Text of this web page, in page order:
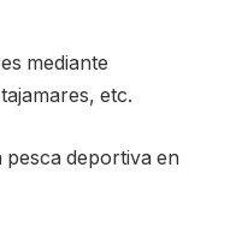
mediante
etc.
deportiva en